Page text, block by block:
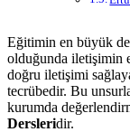
Eğitimin en büyük
olduğunda iletişimin
doğru iletişimi
tecrübedir. Bu
kurumda
Dersleridir.